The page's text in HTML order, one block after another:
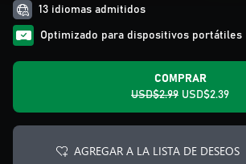
13 idiomas admitidos
Optimizado para dispositivos portátiles
COMPRAR
USD$2.99 USD$2.39
AGREGAR A LA LISTA DE DESEOS